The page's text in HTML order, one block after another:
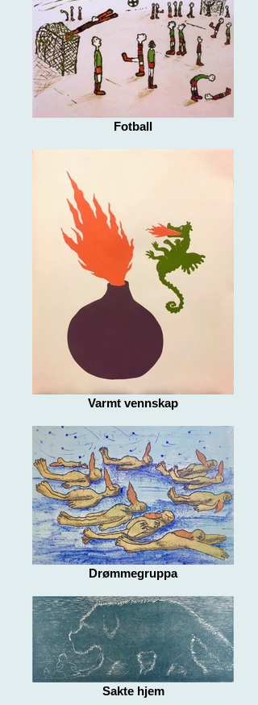
Fotball
Varmt vennskap
Drømmegruppa
Sakte hjem